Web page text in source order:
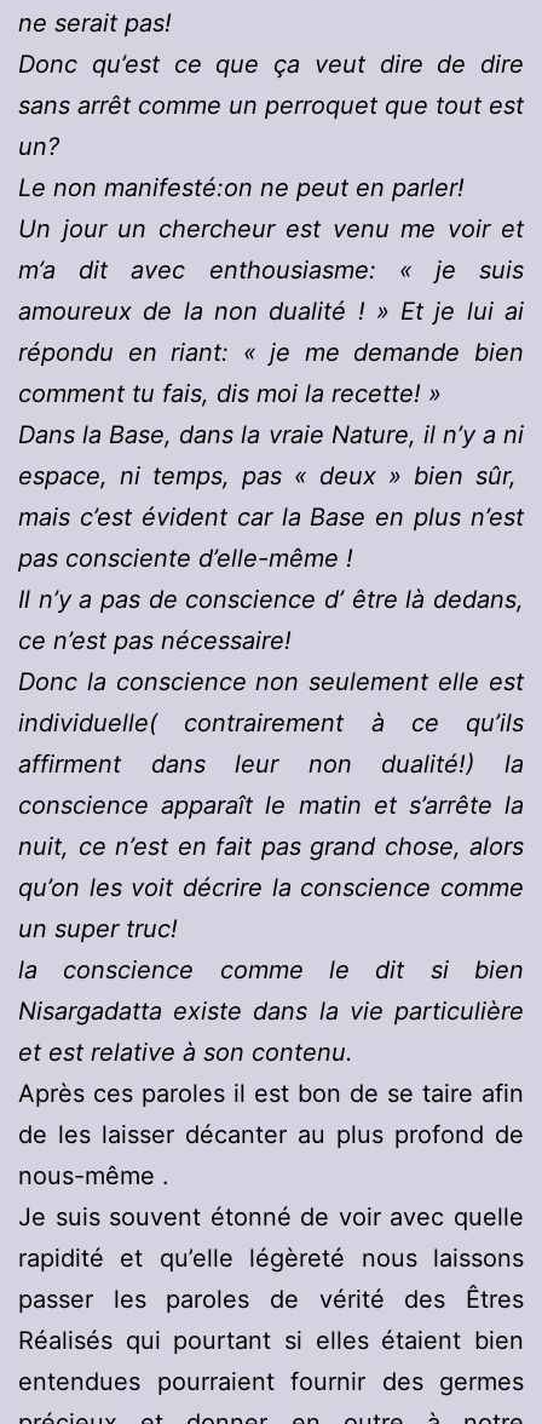
ne serait pas!
Donc qu’est ce que ça veut dire de dire
sans arrêt comme un perroquet que tout est
un?
Le non manifesté:on ne peut en parler!
Un jour un chercheur est venu me voir et
m’a dit avec enthousiasme: « je suis
amoureux de la non dualité ! » Et je lui ai
répondu en riant: « je me demande bien
comment tu fais, dis moi la recette! »
Dans la Base, dans la vraie Nature, il n’y a ni
espace, ni temps, pas « deux » bien sûr,
mais c’est évident car la Base en plus n’est
pas consciente d’elle-même !
Il n’y a pas de conscience d’ être là dedans,
ce n’est pas nécessaire!
Donc la conscience non seulement elle est
individuelle( contrairement à ce qu’ils
affirment dans leur non dualité!) la
conscience apparaît le matin et s’arrête la
nuit, ce n’est en fait pas grand chose, alors
qu’on les voit décrire la conscience comme
un super truc!
la conscience comme le dit si bien
Nisargadatta existe dans la vie particulière
et est relative à son contenu.
Après ces paroles il est bon de se taire afin
de les laisser décanter au plus profond de
nous-même .
Je suis souvent étonné de voir avec quelle
rapidité et qu’elle légèreté nous laissons
passer les paroles de vérité des Êtres
Réalisés qui pourtant si elles étaient bien
entendues pourraient fournir des germes